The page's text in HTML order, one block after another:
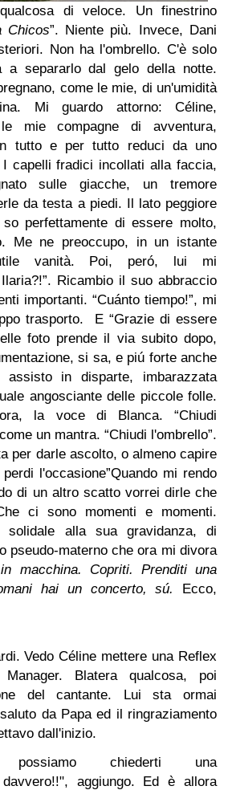
di veloce. Un finestrino
Chicos”. Niente più. Invece, Dani
Non ha l'ombrello. C'è solo
a separarlo dal gelo della notte.
come le mie, di un'umidità
Mi guardo attorno: Céline,
mie compagne di avventura,
tutto e per tutto reduci da uno
capelli fradici incollati alla faccia,
sulle giacche, un tremore
da testa a piedi. Il lato peggiore
perfettamente di essere molto,
Me ne preoccupo, in un istante
vanità. Poi, peró, lui mi
Ricambio il suo abbraccio
importanti. “Cuánto tiempo!”, mi
trasporto. E “Grazie di essere
foto prende il via subito dopo,
si sa, e piú forte anche
assisto in disparte, imbarazzata
angosciante delle piccole folle.
la voce di Blanca. “Chiudi
un mantra. “Chiudi l'ombrello”.
per darle ascolto, o almeno capire
l'occasione”Quando mi rendo
di un altro scatto vorrei dirle che
ci sono momenti e momenti.
alla sua gravidanza, di
pseudo-materno che ora mi divora
macchina. Copriti. Prenditi una
hai un concerto, sú.
Ecco,
Vedo Céline mettere una Reflex
Blatera qualcosa, poi
del cantante. Lui sta ormai
da Papa ed il ringraziamento
dall'inizio.
chiederti una
aggiungo. Ed è allora